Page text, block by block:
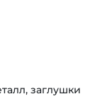
заглушки